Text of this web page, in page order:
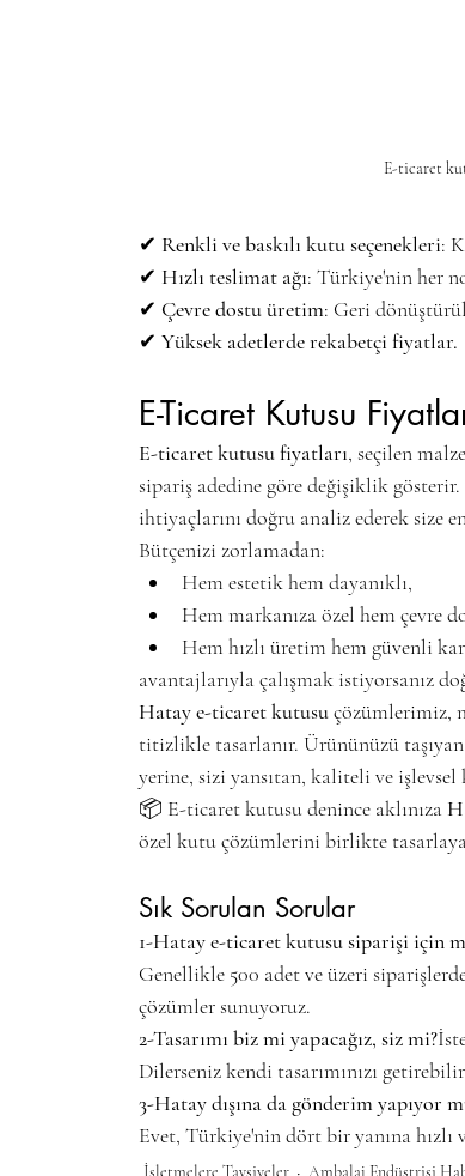
E-ticaret
✔ Renkli ve baskılı kutu seçenekleri:
✔ Hızlı teslimat ağı: Türkiye'nin her
✔ Çevre dostu üretim: Geri
✔ Yüksek adetlerde rekabetçi fiyatlar.
E-Ticaret Kutusu
E-ticaret kutusu fiyatları, seçilen
sipariş adedine göre değişiklik
ihtiyaçlarını doğru analiz ederek size
Bütçenizi zorlamadan:
Hem estetik hem dayanıklı,
Hem markanıza özel hem çevre
Hem hızlı üretim hem güvenli
avantajlarıyla çalışmak istiyorsanız
Hatay e-ticaret kutusu çözümlerimiz,
titizlikle tasarlanır. Ürününüzü
yerine, sizi yansıtan, kaliteli ve işlevsel
📦 E-ticaret kutusu denince aklınıza
özel kutu çözümlerini birlikte
Sık Sorulan Sorular
1-Hatay e-ticaret kutusu siparişi için
Genellikle 500 adet ve üzeri
çözümler sunuyoruz.
2-Tasarımı biz mi yapacağız, siz mi?
Dilerseniz kendi tasarımınızı
3-Hatay dışına da gönderim yapıyor
Evet, Türkiye'nin dört bir yanına hızlı
İşletmelere Tavsiyeler Ambalaj Endüstrisi